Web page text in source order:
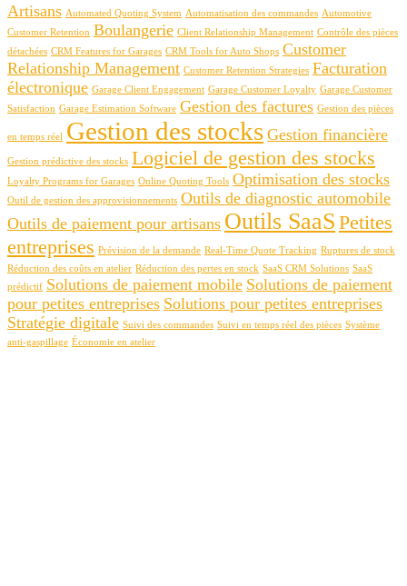
Artisans Automated Quoting System Automatisation des commandes Automotive
Customer Retention Boulangerie Client Relationship Management Contrôle des pièces
détachées CRM Features for Garages CRM Tools for Auto Shops Customer
Relationship Management Customer Retention Strategies Facturation
électronique Garage Client Engagement Garage Customer Loyalty Garage Customer
Satisfaction Garage Estimation Software Gestion des factures Gestion des pièces
en temps réel Gestion des stocks Gestion financière
Gestion prédictive des stocks Logiciel de gestion des stocks
Loyalty Programs for Garages Online Quoting Tools Optimisation des stocks
Outil de gestion des approvisionnements Outils de diagnostic automobile
Outils de paiement pour artisans Outils SaaS Petites
entreprises Prévision de la demande Real-Time Quote Tracking Ruptures de stock
Réduction des coûts en atelier Réduction des pertes en stock SaaS CRM Solutions SaaS
prédictif Solutions de paiement mobile Solutions de paiement
pour petites entreprises Solutions pour petites entreprises
Stratégie digitale Suivi des commandes Suivi en temps réel des pièces Système
anti-gaspillage Économie en atelier